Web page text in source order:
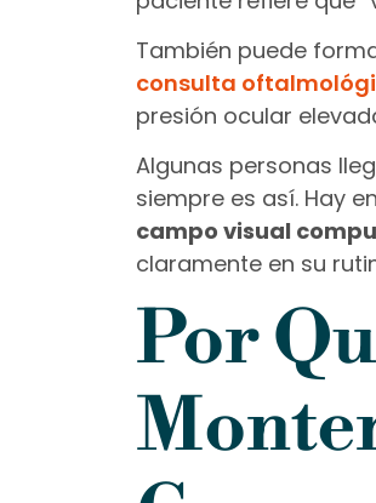
También puede
consulta
presión ocular
Algunas personas
siempre es así. Hay
campo visual
claramente en su
Por